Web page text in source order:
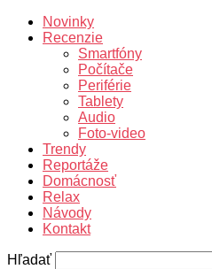
Novinky
Recenzie
Smartfóny
Počítače
Periférie
Tablety
Audio
Foto-video
Trendy
Reportáže
Domácnosť
Relax
Návody
Kontakt
Hľadať